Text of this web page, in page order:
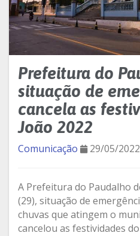
Prefeitura do
situação de
cancela as
João 2022
Comunicação 29/05/2022
A Prefeitura do Paudalho
(29), situação de
chuvas que atingem o
cancelou as festividades